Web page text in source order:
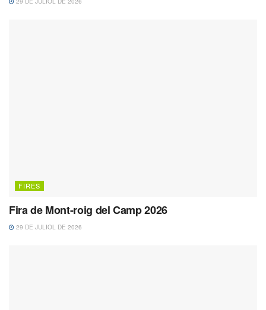
FIRES
Fira de Mont-roig del Camp 2026
29 DE JULIOL DE 2026